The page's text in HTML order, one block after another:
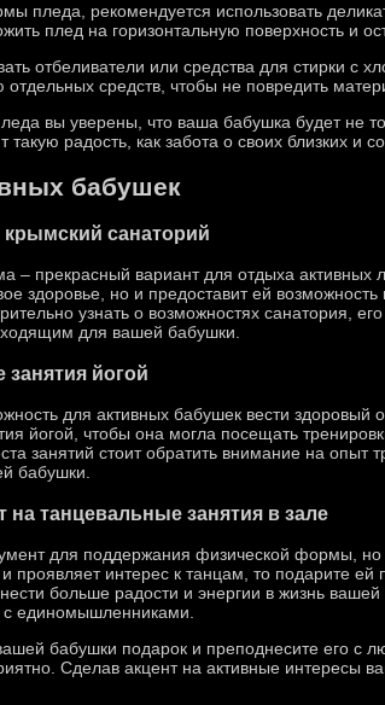
пледа, рекомендуется использовать
плед на горизонтальную поверхность и
отбеливатели или средства для стирки с
средств, чтобы не повредить
вы уверены, что ваша бабушка будет не
радость, как забота о своих близких и
бабушек
санаторий
– прекрасный вариант для отдыха активных
здоровье, но и предоставит ей
узнать о возможностях санатория,
для вашей бабушки.
йогой
для активных бабушек вести
йогой, чтобы она могла посещать
занятий стоит обратить внимание на опыт
бабушки.
танцевальные занятия в зале
для поддержания физической формы,
проявляет интерес к танцам, то подарите
больше радости и энергии в жизнь
единомышленниками.
бабушки подарок и преподнесите его с
Сделав акцент на активные интересы